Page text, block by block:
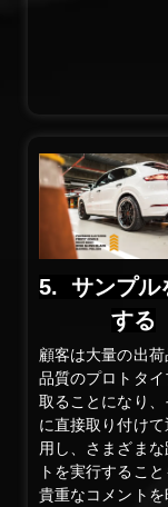
5. サンプル
する
顧客は大量の出荷
品質のプロトタイ
取ることになり
に直接取り付けて
用し、さまざまな
トを実行すること
貴重なコメントを